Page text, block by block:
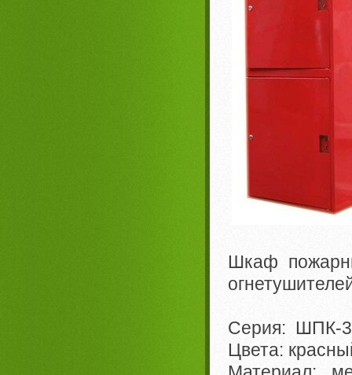
Шкаф
Серия: ШПК-
Цвета: